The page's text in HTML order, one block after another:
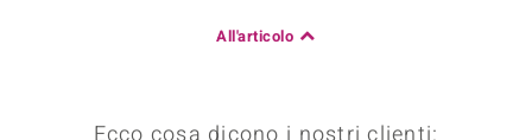
All'articolo